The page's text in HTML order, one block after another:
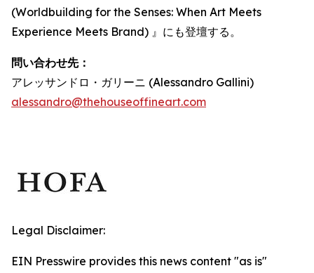
(Worldbuilding for the Senses: When Art Meets
Experience Meets Brand) 』にも登壇する。
問い合わせ先：
アレッサンドロ・ガリーニ (Alessandro Gallini)
alessandro@thehouseoffineart.com
Legal Disclaimer:
EIN Presswire provides this news content "as is"